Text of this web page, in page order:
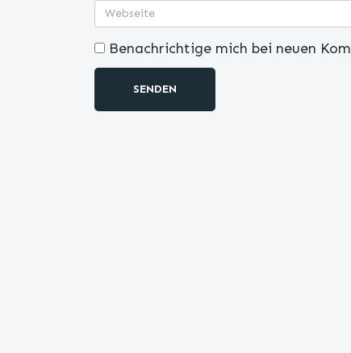
Benachrichtige mich bei neuen
SENDEN